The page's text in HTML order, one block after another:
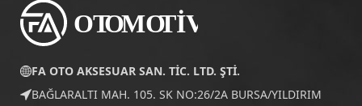
FA OTO AKSESUAR SAN. TİC. LTD. ŞTİ.
BAĞLARALTI MAH. 105. SK NO:26/2A BURSA/YILDIRIM